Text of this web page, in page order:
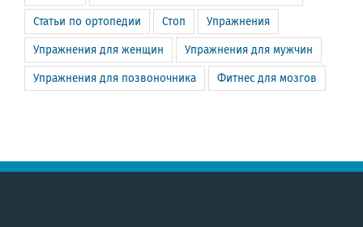
Статьи по ортопедии Стоп Упражнения
Упражнения для женщин Упражнения для мужчин
Упражнения для позвоночника Фитнес для мозгов